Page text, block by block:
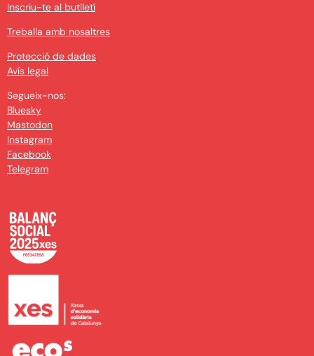
Inscriu-te al butlletí
Treballa amb nosaltres
Protecció de dades
Avís legal
Segueix-nos:
Bluesky
Mastodon
Instagram
Facebook
Telegram